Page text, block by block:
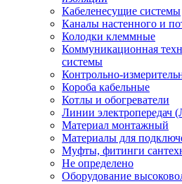
Кабеленесущие системы
Каналы настенного и
Колодки клеммные
Коммуникационная
системы
Контрольно-
Короба кабельные
Котлы и обогреватели
Линии электропередач
Материал монтажный
Материалы для
Муфты, фитинги
Не определено
Оборудование